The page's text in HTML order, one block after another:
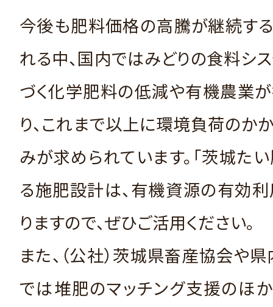
今後も肥料価格の高騰が継続す
れる中、国内ではみどりの食料シ
づく化学肥料の低減や有機農業
り、これまで以上に環境負荷のか
みが求められています。「茨城たい
る施肥設計は、有機資源の有効
りますので、ぜひご活用ください。
また、（公社）茨城県畜産協会や
では堆肥のマッチング支援のほ